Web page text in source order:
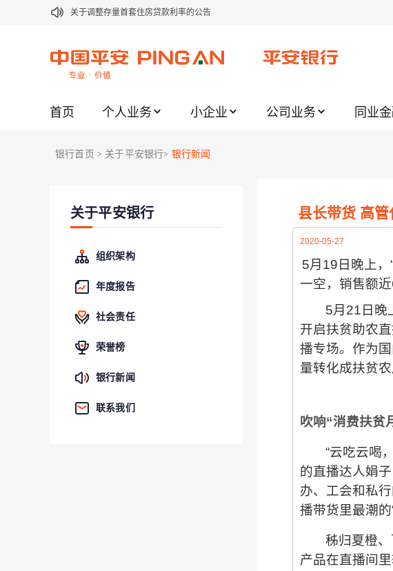
关于调整存量首套住房贷款利率的公告
关于修订《平安银行代理个人客户贵金属交易协议书》的公告
关于我行聚金宝交易软件升级更新的通知
关于2020年端午节期间上金所代理业务调整合约保证金比例和涨跌幅度限制的通知
关于加强代理贵金属业务风险防范的提示
首页 个人业务 小企业 公司业务 同业
银行首页 > 关于平安银行> 银行新闻
关于平安银行
组织架构
年度报告
社会责任
荣誉榜
银行新闻
联系我们
县长带货 高
2020-05-27
5月19日晚上
一空，销售额
5月21日晚
开启扶贫助农
播专场。作为
量转化成扶贫农
吹响“消费扶贫
“云吃云喝
的直播达人娟
办、工会和私
播带货里最潮的
秭归夏橙
产品在直播间